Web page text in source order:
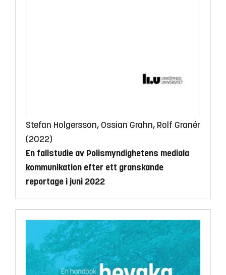
Stefan Holgersson, Ossian Grahn, Rolf Granér
(2022)
En fallstudie av Polismyndighetens mediala
kommunikation efter ett granskande
reportage i juni 2022